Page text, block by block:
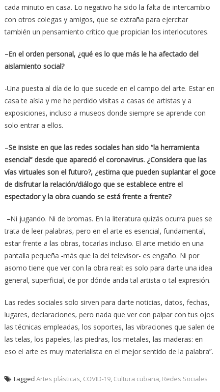
cada minuto en casa. Lo negativo ha sido la falta de intercambio
con otros colegas y amigos, que se extraña para ejercitar
también un pensamiento crítico que propician los interlocutores.
–En el orden personal, ¿qué es lo que más le ha afectado del
aislamiento social?
-Una puesta al día de lo que sucede en el campo del arte. Estar en
casa te aísla y me he perdido visitas a casas de artistas y a
exposiciones, incluso a museos donde siempre se aprende con
solo entrar a ellos.
–Se insiste en que las redes sociales han sido “la herramienta
esencial” desde que apareció el coronavirus. ¿Considera que las
vías virtuales son el futuro?, ¿estima que pueden suplantar el goce
de disfrutar la relación/diálogo que se establece entre el
espectador y la obra cuando se está frente a frente?
–Ni jugando. Ni de bromas. En la literatura quizás ocurra pues se
trata de leer palabras, pero en el arte es esencial, fundamental,
estar frente a las obras, tocarlas incluso. El arte metido en una
pantalla pequeña -más que la del televisor- es engaño. Ni por
asomo tiene que ver con la obra real: es solo para darte una idea
general, superficial, de por dónde anda tal artista o tal expresión.
Las redes sociales solo sirven para darte noticias, datos, fechas,
lugares, declaraciones, pero nada que ver con palpar con tus ojos
las técnicas empleadas, los soportes, las vibraciones que salen de
las telas, los papeles, las piedras, los metales, las maderas: en
eso el arte es muy materialista en el mejor sentido de la palabra”.
Tagged Artes plásticas COVID-19, Cultura cubana Redes Sociales